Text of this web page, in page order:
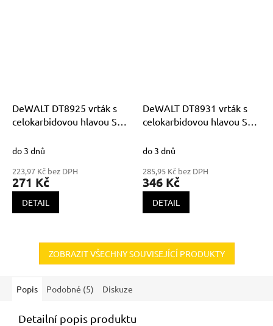
DeWALT DT8925 vrták s
celokarbidovou hlavou SDS
8x260x200mm
do 3 dnů
223,97 Kč bez DPH
271 Kč
DETAIL
DeWALT DT8931 vrták s
celokarbidovou hlavou SDS
10x310x250mm
do 3 dnů
285,95 Kč bez DPH
346 Kč
DETAIL
ZOBRAZIT VŠECHNY SOUVISEJÍCÍ PRODUKTY
Popis Podobné (5) Diskuze
Detailní popis produktu